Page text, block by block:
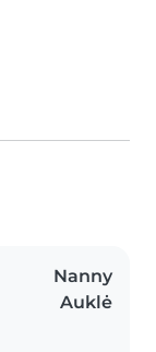
Nanny
Auklė